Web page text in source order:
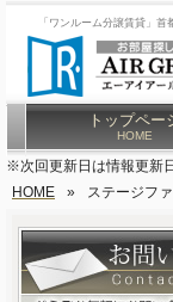
「ワンルーム分譲賃貸」
トップペー
HOME
※次回更新日は情報更新
HOME
» ステージフ